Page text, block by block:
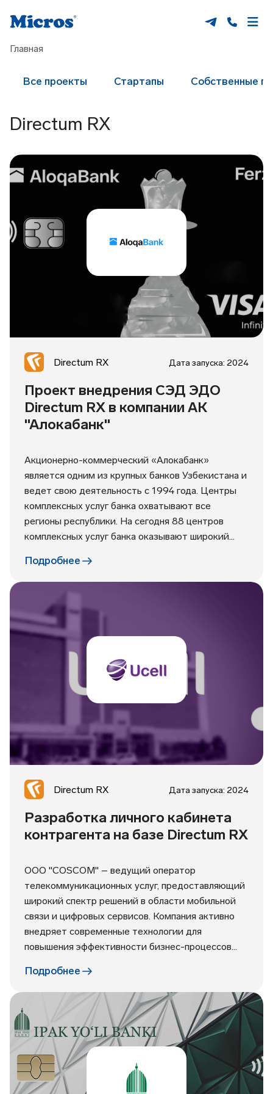
Главная
Все проекты Стартапы Собственные
Directum RX
Directum RX Дата запуска: 2024
Проект внедрения СЭД ЭДО
Directum RX в компании АК
"Алокабанк"
Акционерно-коммерческий «Алокабанк»
является одним из крупных банков Узбекистана и
ведет свою деятельность с 1994 года. Центры
комплексных услуг банка охватывают все
регионы республики. На сегодня 88 центров
комплексных услуг банка оказывают широкий...
Подробнее
Directum RX Дата запуска: 2024
Разработка личного кабинета
контрагента на базе Directum RX
ООО "COSCOM" – ведущий оператор
телекоммуникационных услуг, предоставляющий
широкий спектр решений в области мобильной
связи и цифровых сервисов. Компания активно
внедряет современные технологии для
повышения эффективности бизнес-процессов...
Подробнее